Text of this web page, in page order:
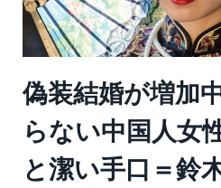
偽装結婚が増加
らない中国人女
と潔い手口＝鈴